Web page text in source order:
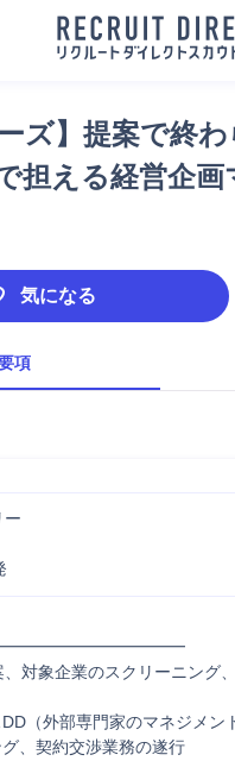
ズ】提案で終
担える経営企
気になる
項
ー
対象企業のスクリーニング
（外部専門家のマネジメン
、契約交渉業務の遂行